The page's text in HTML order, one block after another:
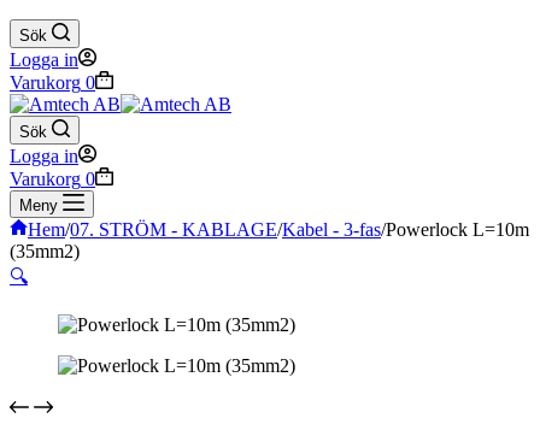
Sök
Logga in
Varukorg 0
Sök
Logga in
Varukorg 0
Meny
Hem/07. STRÖM - KABLAGE/Kabel - 3-fas/Powerlock L=10m
(35mm2)
🔍